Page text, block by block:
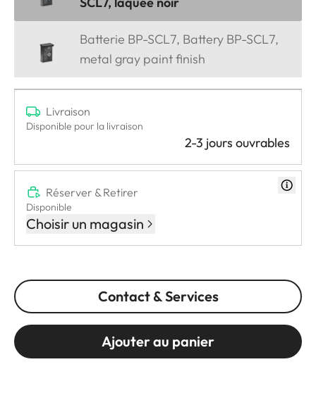
Batterie BP-SCL7, Battery BP-SCL7,
metal gray paint finish
Livraison
Disponible pour la livraison
2-3 jours ouvrables
Réserver & Retirer
Disponible
Choisir un magasin
Contact & Services
Ajouter au panier